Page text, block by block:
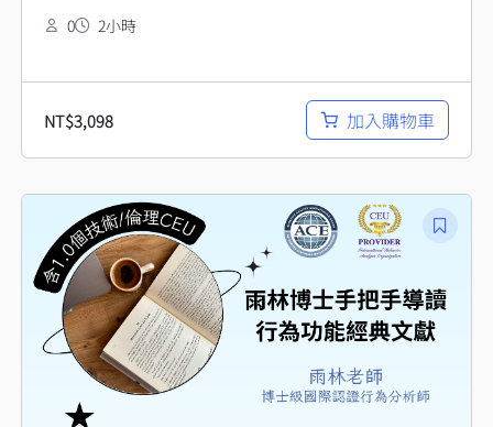
0 2小時
NT$3,098 加入購物車
原
始
價
格：
NT$1,000。
目
前
價
格：
NT$888。